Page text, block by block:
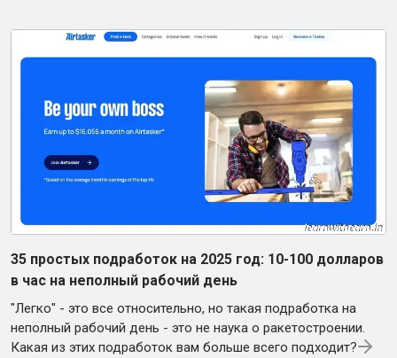
35 простых подработок на 2025 год: 10-100 долларов
в час на неполный рабочий день
"Легко" - это все относительно, но такая подработка на
неполный рабочий день - это не наука о ракетостроении.
Какая из этих подработок вам больше всего подходит?